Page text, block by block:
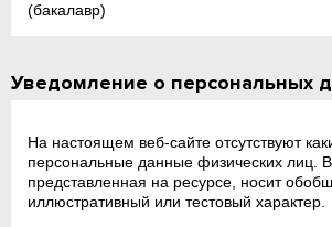
(бакалавр)
Уведомление о персональных
На настоящем веб‑сайте отсутствуют
персональные данные физических лиц.
представленная на ресурсе, носит
иллюстративный или тестовый характер.